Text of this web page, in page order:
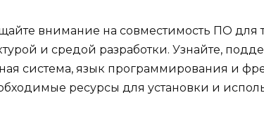
внимание на совместимость ПО для
и средой разработки. Узнайте,
система, язык программирования и
ресурсы для установки и